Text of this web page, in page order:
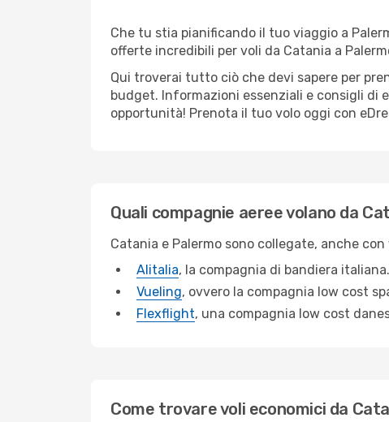
Che tu stia pianificando il tuo viaggio a
offerte incredibili per voli da Catania a
Qui troverai tutto ciò che devi sapere per
budget. Informazioni essenziali e consigli di
opportunità! Prenota il tuo volo oggi con
Quali compagnie aeree volano da
Catania e Palermo sono collegate, anche
Alitalia, la compagnia di bandiera italiana.
Vueling, ovvero la compagnia low cost
Flexflight, una compagnia low cost
Come trovare voli economici da